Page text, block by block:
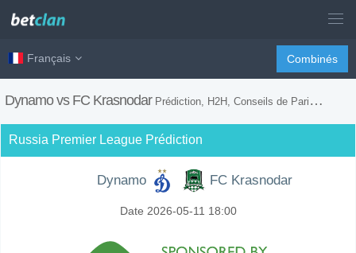
Français Combinés
Dynamo vs FC Krasnodar Prédiction, H2H, Conseils de Paris et Prévision du Match
Russia Premier League Prédiction
Dynamo FC Krasnodar
Date 2026-05-11 18:00